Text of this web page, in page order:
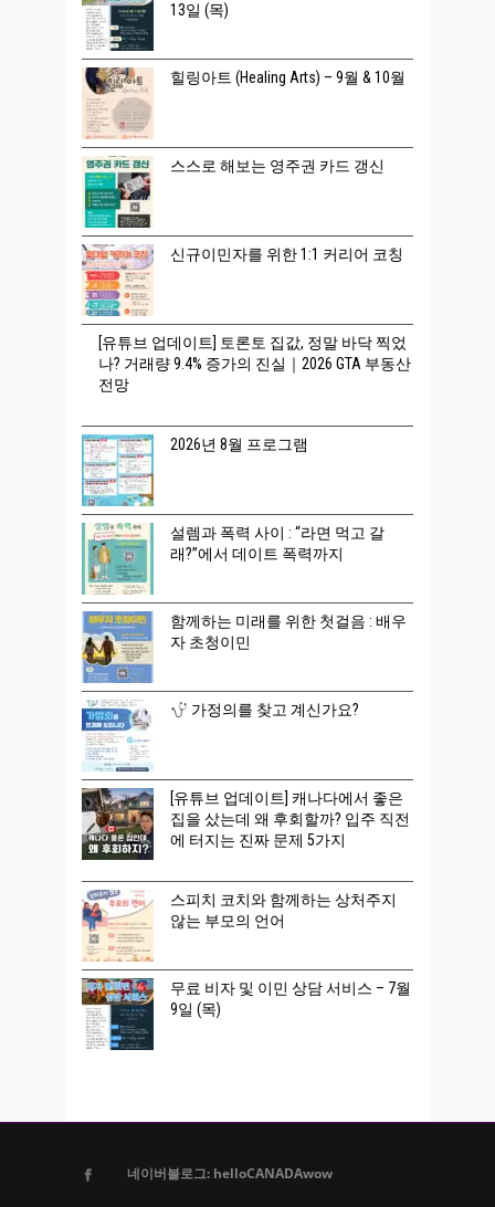
13일 (목)
힐링아트 (Healing Arts) – 9월 & 10월
스스로 해보는 영주권 카드 갱신
신규이민자를 위한 1:1 커리어 코칭
[유튜브 업데이트] 토론토 집값, 정말 바닥 찍었
나? 거래량 9.4% 증가의 진실｜2026 GTA 부동산
전망
2026년 8월 프로그램
설렘과 폭력 사이 : “라면 먹고 갈
래?”에서 데이트 폭력까지
함께하는 미래를 위한 첫걸음 : 배우
자 초청이민
가정의를 찾고 계신가요?
[유튜브 업데이트] 캐나다에서 좋은
집을 샀는데 왜 후회할까? 입주 직전
에 터지는 진짜 문제 5가지
스피치 코치와 함께하는 상처주지
않는 부모의 언어
무료 비자 및 이민 상담 서비스 – 7월
9일 (목)
네이버블로그: helloCANADAwow